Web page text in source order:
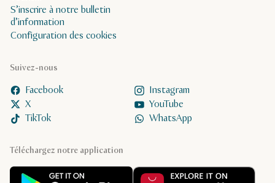
Téléchargez notre application
Suivez-nous
Facebook
Instagram
X
YouTube
TikTok
WhatsApp
S’inscrire à notre bulletin
d’information
Configuration des cookies